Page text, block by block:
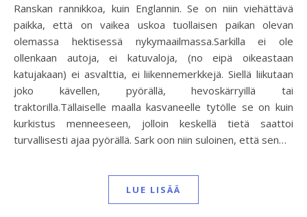
Ranskan rannikkoa, kuin Englannin. Se on niin viehättävä
paikka, että on vaikea uskoa tuollaisen paikan olevan
olemassa hektisessä nykymaailmassa.Sarkilla ei ole
ollenkaan autoja, ei katuvaloja, (no eipä oikeastaan
katujakaan) ei asvalttia, ei liikennemerkkejä. Siellä liikutaan
joko kävellen, pyörällä, hevoskärryillä tai
traktorilla.Tällaiselle maalla kasvaneelle tytölle se on kuin
kurkistus menneeseen, jolloin keskellä tietä saattoi
turvallisesti ajaa pyörällä. Sark oon niin suloinen, että sen…
LUE LISÄÄ